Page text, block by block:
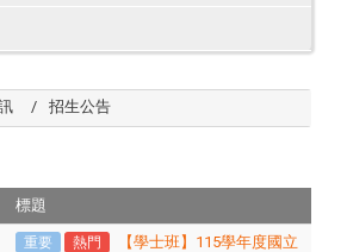
招生公告
標題
重要 熱門
【學士班】115學年度國立